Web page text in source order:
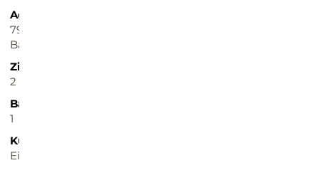
Adresse
79415 Bad Bellingen
Baden-Württemberg
Zimmer
2
Badezimmer
1
Küche
Einbauküche